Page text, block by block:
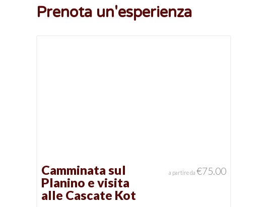
Prenota un'esperienza
Camminata sul
Planino e visita
alle Cascate Kot
a partire da €75.00